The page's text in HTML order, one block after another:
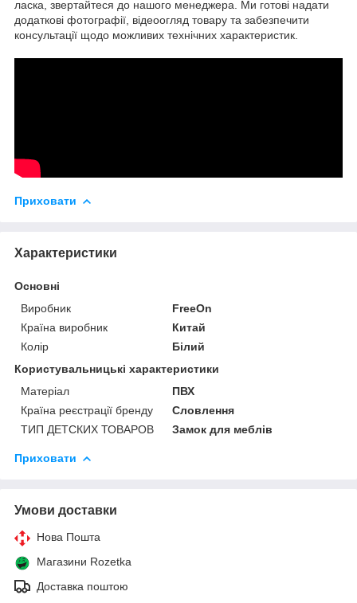
ласка, звертайтеся до нашого менеджера. Ми готові надати
додаткові фотографії, відеоогляд товару та забезпечити
консультації щодо можливих технічних характеристик.
Приховати
Характеристики
Основні
Виробник
FreeOn
Країна виробник
Китай
Колір
Білий
Користувальницькі характеристики
Матеріал
ПВХ
Країна реєстрації бренду
Словлення
ТИП ДЕТСКИХ ТОВАРОВ
Замок для меблів
Приховати
Умови доставки
Нова Пошта
Магазини Rozetka
Доставка поштою